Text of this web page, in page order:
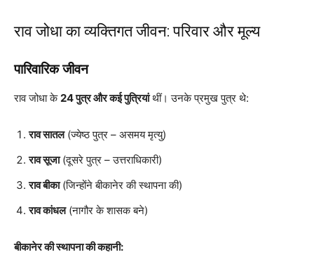
राव जोधा का व्यक्तिगत जीवन: परिवार और मूल्य
पारिवारिक जीवन
राव जोधा के 24 पुत्र और कई पुत्रियांथीं। उनके प्रमुख पुत्र थे:
राव सातल(ज्येष्ठ पुत्र – असमय मृत्यु)
राव सूजा(दूसरे पुत्र – उत्तराधिकारी)
राव बीका(जिन्होंने बीकानेर की स्थापना की)
राव कांधल(नागौर के शासक बने)
बीकानेर की स्थापना की कहानी: